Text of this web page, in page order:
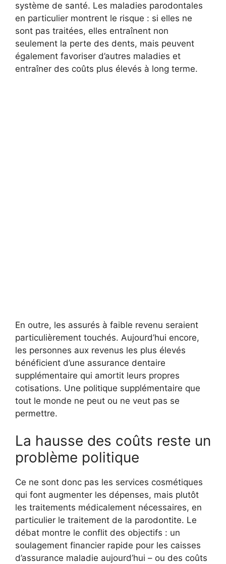
système de santé. Les maladies parodontales
en particulier montrent le risque : si elles ne
sont pas traitées, elles entraînent non
seulement la perte des dents, mais peuvent
également favoriser d’autres maladies et
entraîner des coûts plus élevés à long terme.
En outre, les assurés à faible revenu seraient
particulièrement touchés. Aujourd’hui encore,
les personnes aux revenus les plus élevés
bénéficient d’une assurance dentaire
supplémentaire qui amortit leurs propres
cotisations. Une politique supplémentaire que
tout le monde ne peut ou ne veut pas se
permettre.
La hausse des coûts reste un
problème politique
Ce ne sont donc pas les services cosmétiques
qui font augmenter les dépenses, mais plutôt
les traitements médicalement nécessaires, en
particulier le traitement de la parodontite. Le
débat montre le conflit des objectifs : un
soulagement financier rapide pour les caisses
d’assurance maladie aujourd’hui – ou des coûts